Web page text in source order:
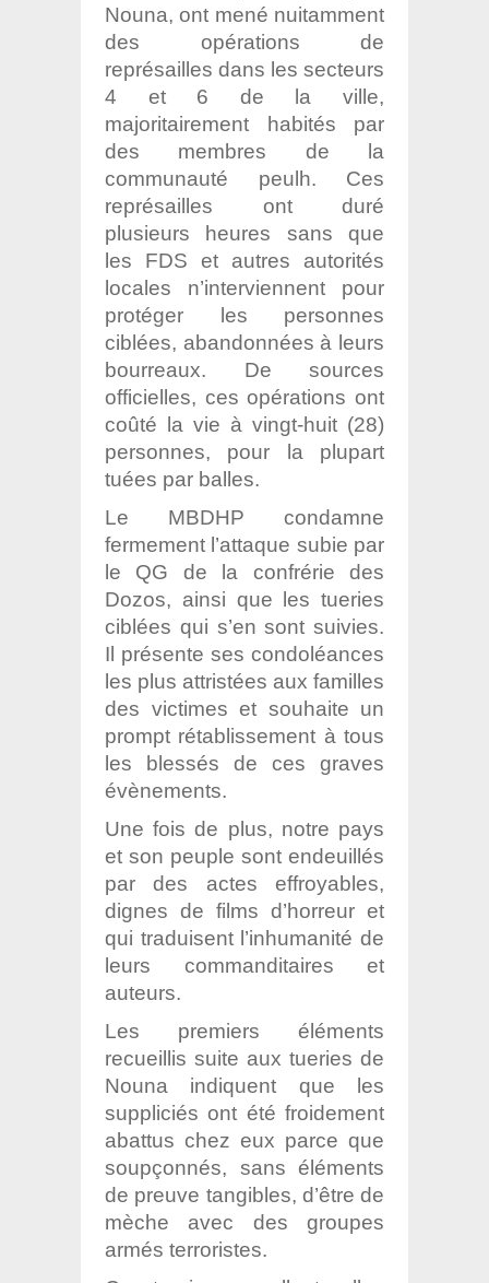
Nouna, ont mené nuitamment
des opérations de
représailles dans les secteurs
4 et 6 de la ville,
majoritairement habités par
des membres de la
communauté peulh. Ces
représailles ont duré
plusieurs heures sans que
les FDS et autres autorités
locales n’interviennent pour
protéger les personnes
ciblées, abandonnées à leurs
bourreaux. De sources
officielles, ces opérations ont
coûté la vie à vingt-huit (28)
personnes, pour la plupart
tuées par balles.
Le MBDHP condamne
fermement l’attaque subie par
le QG de la confrérie des
Dozos, ainsi que les tueries
ciblées qui s’en sont suivies.
Il présente ses condoléances
les plus attristées aux familles
des victimes et souhaite un
prompt rétablissement à tous
les blessés de ces graves
évènements.
Une fois de plus, notre pays
et son peuple sont endeuillés
par des actes effroyables,
dignes de films d’horreur et
qui traduisent l’inhumanité de
leurs commanditaires et
auteurs.
Les premiers éléments
recueillis suite aux tueries de
Nouna indiquent que les
suppliciés ont été froidement
abattus chez eux parce que
soupçonnés, sans éléments
de preuve tangibles, d’être de
mèche avec des groupes
armés terroristes.